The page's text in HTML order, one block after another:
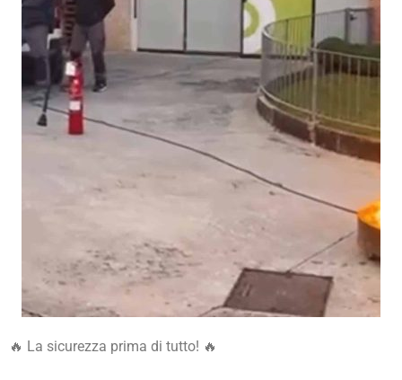
🔥 La sicurezza prima di tutto! 🔥